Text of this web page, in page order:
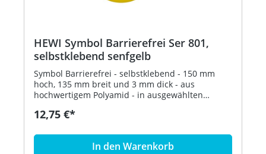
HEWI Symbol Barrierefrei Ser 801,
selbstklebend senfgelb
Symbol Barrierefrei - selbstklebend - 150 mm
hoch, 135 mm breit und 3 mm dick - aus
hochwertigem Polyamid - in ausgewählten
12,75 €*
In den Warenkorb